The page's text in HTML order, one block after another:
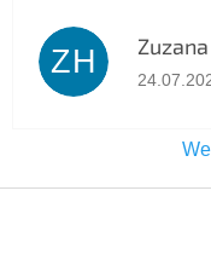
ZH Die